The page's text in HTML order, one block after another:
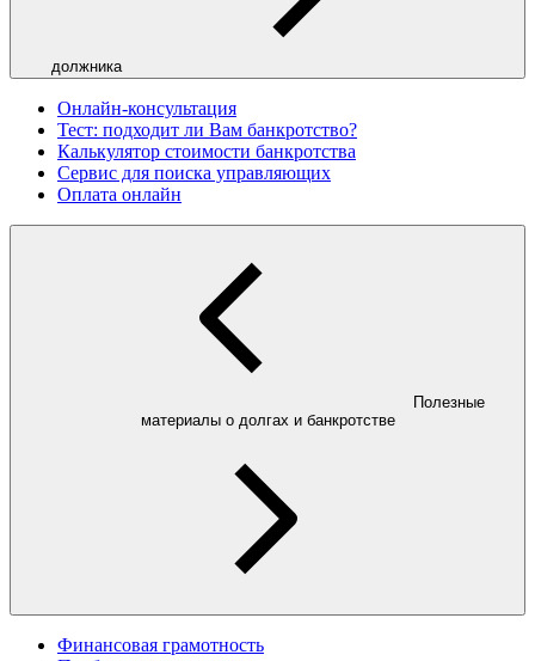
должника
Онлайн-консультация
Тест: подходит ли Вам банкротство?
Калькулятор стоимости банкротства
Сервис для поиска управляющих
Оплата онлайн
Полезные
материалы о долгах и банкротстве
Финансовая грамотность